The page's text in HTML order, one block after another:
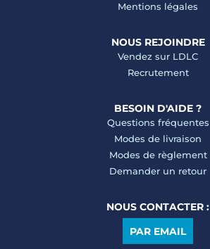
Mentions légales
NOUS REJOINDRE
Vendez sur LDLC
Recrutement
BESOIN D'AIDE ?
Questions fréquentes
Modes de livraison
Modes de règlement
Demander un retour
NOUS CONTACTER :
PAR EMAIL